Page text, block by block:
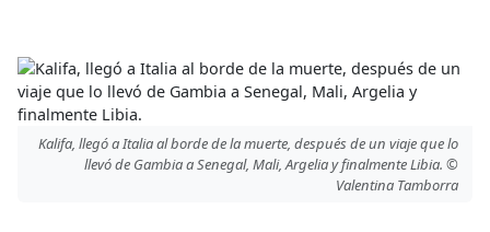
Kalifa, llegó a Italia al borde de la muerte, después de un viaje que lo
llevó de Gambia a Senegal, Mali, Argelia y finalmente Libia. ©
Valentina Tamborra